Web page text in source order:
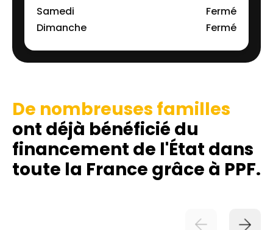
Samedi
Fermé
Dimanche
Fermé
De nombreuses familles
ont déjà bénéficié du
financement de l'État dans
toute la France grâce à PPF.